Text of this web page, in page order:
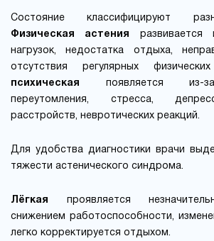
Состояние классифицируют
Физическая астения развивается
нагрузок, недостатка отдыха,
отсутствия регулярных
психическая появляется из-
переутомления, стресса,
расстройств, невротических реакций.
Для удобства диагностики врачи
тяжести астенического синдрома.
Лёгкая проявляется
снижением работоспособности,
легко корректируется отдыхом.